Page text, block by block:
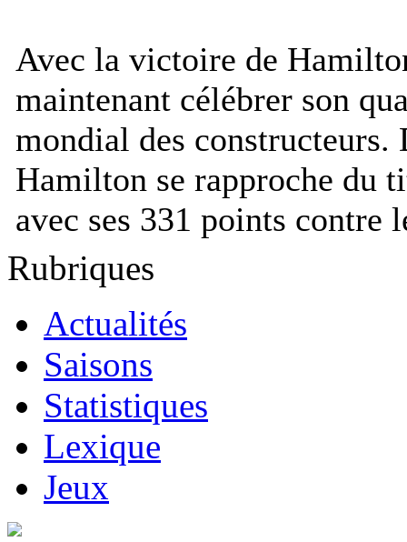
Avec la victoire de
maintenant célébrer son
mondial des constructeurs.
Hamilton se rapproche du
avec ses 331 points contre
Rubriques
Actualités
Saisons
Statistiques
Lexique
Jeux